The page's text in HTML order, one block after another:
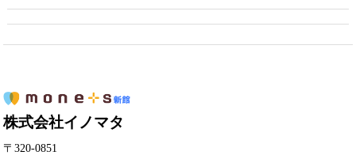
株式会社イノマタ
〒320-0851